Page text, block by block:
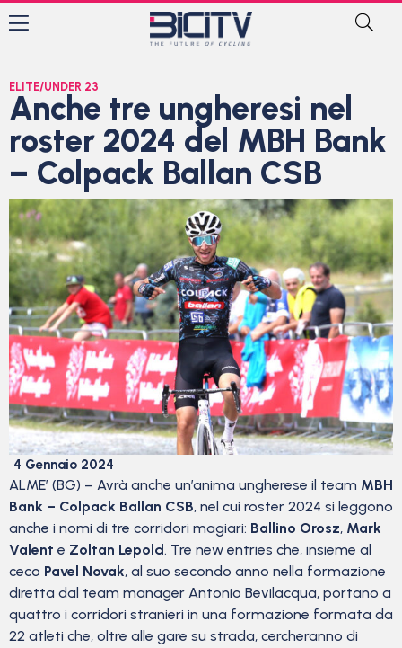
ELITE/UNDER 23
Anche tre ungheresi nel
roster 2024 del MBH Bank
– Colpack Ballan CSB
4 Gennaio 2024
ALME’ (BG) – Avrà anche un’anima ungherese il team MBH
Bank – Colpack Ballan CSB, nel cui roster 2024 si leggono
anche i nomi di tre corridori magiari: Ballino Orosz, Mark
Valent e Zoltan Lepold. Tre new entries che, insieme al
ceco Pavel Novak, al suo secondo anno nella formazione
diretta dal team manager Antonio Bevilacqua, portano a
quattro i corridori stranieri in una formazione formata da
22 atleti che, oltre alle gare su strada, cercheranno di